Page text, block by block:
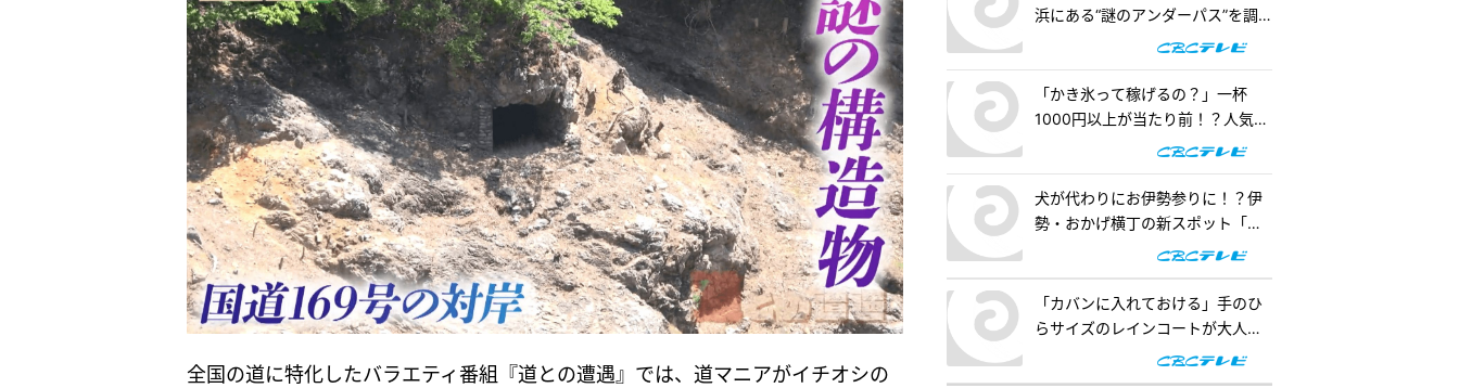
全国の道に特化したバラエティ番組『道との遭遇』では、道マニアがイチオシの
浜にある“謎のアンダーパス”を調
査！『道との遭遇』
「かき氷って稼げるの？」一杯
1000円以上が当たり前！？人気店
の懐事情をリサーチ『チャン
犬が代わりにお伊勢参りに！？伊
勢・おかげ横丁の新スポット「オ
カゲ屋敷」で“おかげ犬”を体験
「カバンに入れておける」手のひ
らサイズのレインコートが大人
気！「ダイソー」で買える夏の便